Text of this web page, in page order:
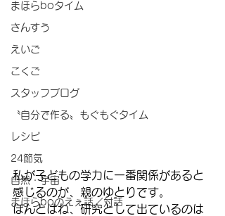
まほらboタイム
さんすう
えいご
こくご
スタッフブログ
〝自分で作る〟もぐもぐタイム
レシピ
24節気
自然・宇宙
まほらboのえぇ話／対話
私が子どもの学力に一番関係があると
感じるのが、親のゆとりです。
ほんとはね、研究として出ているのは